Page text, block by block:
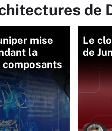
de
mise
la
Le
de